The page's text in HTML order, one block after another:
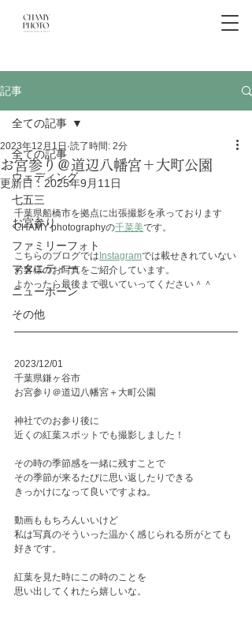
記事
全ての記事
ウェディング
七五三
お宮参り
ファミリーフォト
マタニティー
ニューボーン
その他
全ての記事
お宮参り＠道辺八幡宮＋大町公園
2023年12月1日 読了時間: 2分
更新日： 2025年9月11日
千葉県船橋市を拠点に出張撮影を承っております
CHAMY photographyの千菜美です。
こちらのブログでは Instagramでは載せきれていない
お客様のお写真をご紹介しています。
よかったら最後まで覗いていってください＾＾
2023/12/01
千葉県鎌ヶ谷市
お宮参り＠道辺八幡宮＋大町公園
神社でのお参り後に
近くの紅葉スポットでも撮影しました！
その時の季節感を一緒に残すことで
その季節が来るたびに思い返したりできる
きっかけになって良いですよね。
動画ももちろんいいけど
私は写真のそういった温かく感じられる所がとても
好きです。
紅葉を見た時にこの時のことを
思い出してくれたら嬉しいな。